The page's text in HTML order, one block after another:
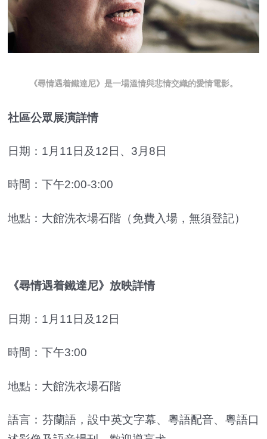
《尋情遇着鐵達尼》是一場溫情與悲情交織的愛情電影。
社區公眾展演詳情
日期：1月11日及12日、3月8日
時間：下午2:00-3:00
地點：大館洗衣場石階（免費入場，無須登記）
《尋情遇着鐵達尼》放映詳情
日期：1月11日及12日
時間：下午3:00
地點：大館洗衣場石階
語言：芬蘭語，設中英文字幕、粵語配音、粵語口